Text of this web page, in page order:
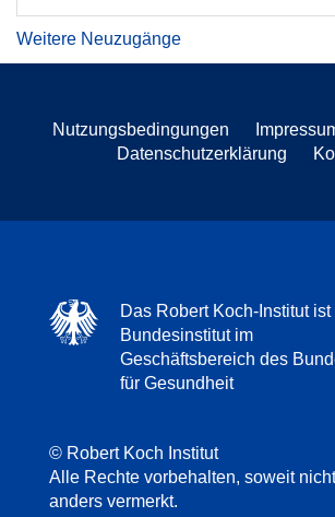
Weitere Neuzugänge
Nutzungsbedingungen
Datenschutzerklärung
Das Robert Koch-Institut ist
Bundesinstitut im
Geschäftsbereich des
für Gesundheit
© Robert Koch Institut
Alle Rechte vorbehalten, soweit
anders vermerkt.